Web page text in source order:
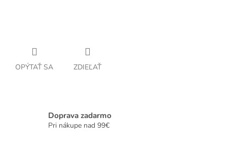
OPÝTAŤ SA ZDIEĽAŤ
Doprava zadarmo
Pri nákupe nad 99€